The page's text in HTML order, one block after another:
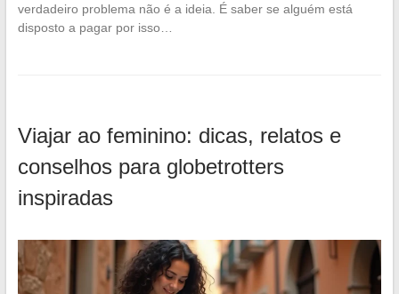
verdadeiro problema não é a ideia. É saber se alguém está
disposto a pagar por isso…
Viajar ao feminino: dicas, relatos e
conselhos para globetrotters
inspiradas